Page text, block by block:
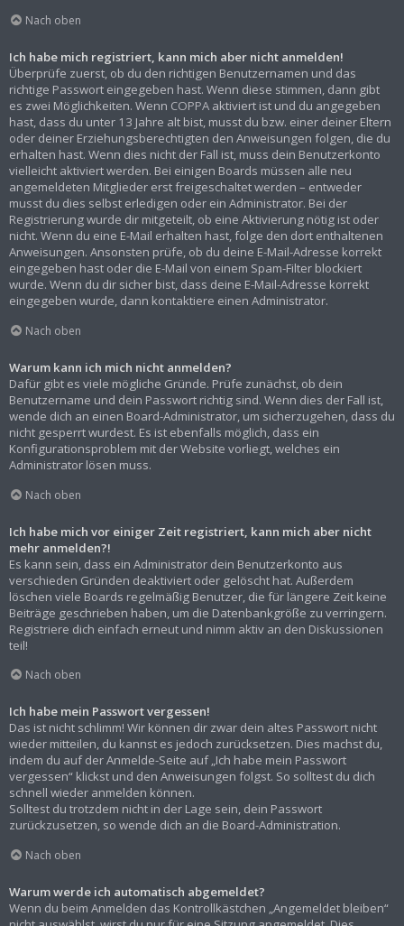
Nach oben
Ich habe mich registriert, kann mich aber nicht anmelden!
Überprüfe zuerst, ob du den richtigen Benutzernamen und das
richtige Passwort eingegeben hast. Wenn diese stimmen, dann gibt
es zwei Möglichkeiten. Wenn COPPA aktiviert ist und du angegeben
hast, dass du unter 13 Jahre alt bist, musst du bzw. einer deiner Eltern
oder deiner Erziehungsberechtigten den Anweisungen folgen, die du
erhalten hast. Wenn dies nicht der Fall ist, muss dein Benutzerkonto
vielleicht aktiviert werden. Bei einigen Boards müssen alle neu
angemeldeten Mitglieder erst freigeschaltet werden – entweder
musst du dies selbst erledigen oder ein Administrator. Bei der
Registrierung wurde dir mitgeteilt, ob eine Aktivierung nötig ist oder
nicht. Wenn du eine E-Mail erhalten hast, folge den dort enthaltenen
Anweisungen. Ansonsten prüfe, ob du deine E-Mail-Adresse korrekt
eingegeben hast oder die E-Mail von einem Spam-Filter blockiert
wurde. Wenn du dir sicher bist, dass deine E-Mail-Adresse korrekt
eingegeben wurde, dann kontaktiere einen Administrator.
Nach oben
Warum kann ich mich nicht anmelden?
Dafür gibt es viele mögliche Gründe. Prüfe zunächst, ob dein
Benutzername und dein Passwort richtig sind. Wenn dies der Fall ist,
wende dich an einen Board-Administrator, um sicherzugehen, dass du
nicht gesperrt wurdest. Es ist ebenfalls möglich, dass ein
Konfigurationsproblem mit der Website vorliegt, welches ein
Administrator lösen muss.
Nach oben
Ich habe mich vor einiger Zeit registriert, kann mich aber nicht
mehr anmelden?!
Es kann sein, dass ein Administrator dein Benutzerkonto aus
verschieden Gründen deaktiviert oder gelöscht hat. Außerdem
löschen viele Boards regelmäßig Benutzer, die für längere Zeit keine
Beiträge geschrieben haben, um die Datenbankgröße zu verringern.
Registriere dich einfach erneut und nimm aktiv an den Diskussionen
teil!
Nach oben
Ich habe mein Passwort vergessen!
Das ist nicht schlimm! Wir können dir zwar dein altes Passwort nicht
wieder mitteilen, du kannst es jedoch zurücksetzen. Dies machst du,
indem du auf der Anmelde-Seite auf „Ich habe mein Passwort
vergessen“ klickst und den Anweisungen folgst. So solltest du dich
schnell wieder anmelden können.
Solltest du trotzdem nicht in der Lage sein, dein Passwort
zurückzusetzen, so wende dich an die Board-Administration.
Nach oben
Warum werde ich automatisch abgemeldet?
Wenn du beim Anmelden das Kontrollkästchen „Angemeldet bleiben“